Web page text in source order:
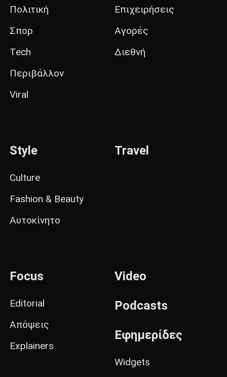
Πολιτική
Σπορ
Tech
Περιβάλλον
Viral
Επιχειρήσεις
Αγορές
Διεθνή
Style
Culture
Fashion & Beauty
Αυτοκίνητο
Travel
Focus
Editorial
Απόψεις
Explainers
Video
Podcasts
Εφημερίδες
Widgets